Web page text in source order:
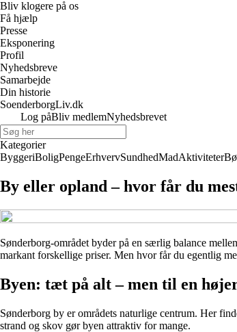
Bliv klogere på os
Få hjælp
Presse
Eksponering
Profil
Nyhedsbreve
Samarbejde
Din historie
SoenderborgLiv.dk
Log påBliv medlemNyhedsbrevet
Kategorier
ByggeriBoligPengeErhvervSundhedMadAktiviteter
By eller opland – hvor får du
Sønderborg-området byder på en særlig balance
markant forskellige priser. Men hvor får du egentlig
Byen: tæt på alt – men til en
Sønderborg by er områdets naturlige centrum. Her
strand og skov gør byen attraktiv for mange.